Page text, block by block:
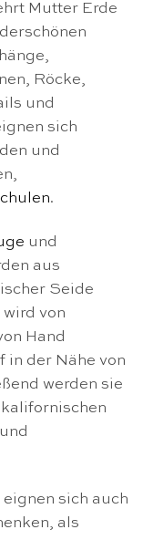
Mutter Erde
Röcke,
und
sich
und
.
und
aus
Seide
von
Hand
in der Nähe von
werden sie
sich auch
als